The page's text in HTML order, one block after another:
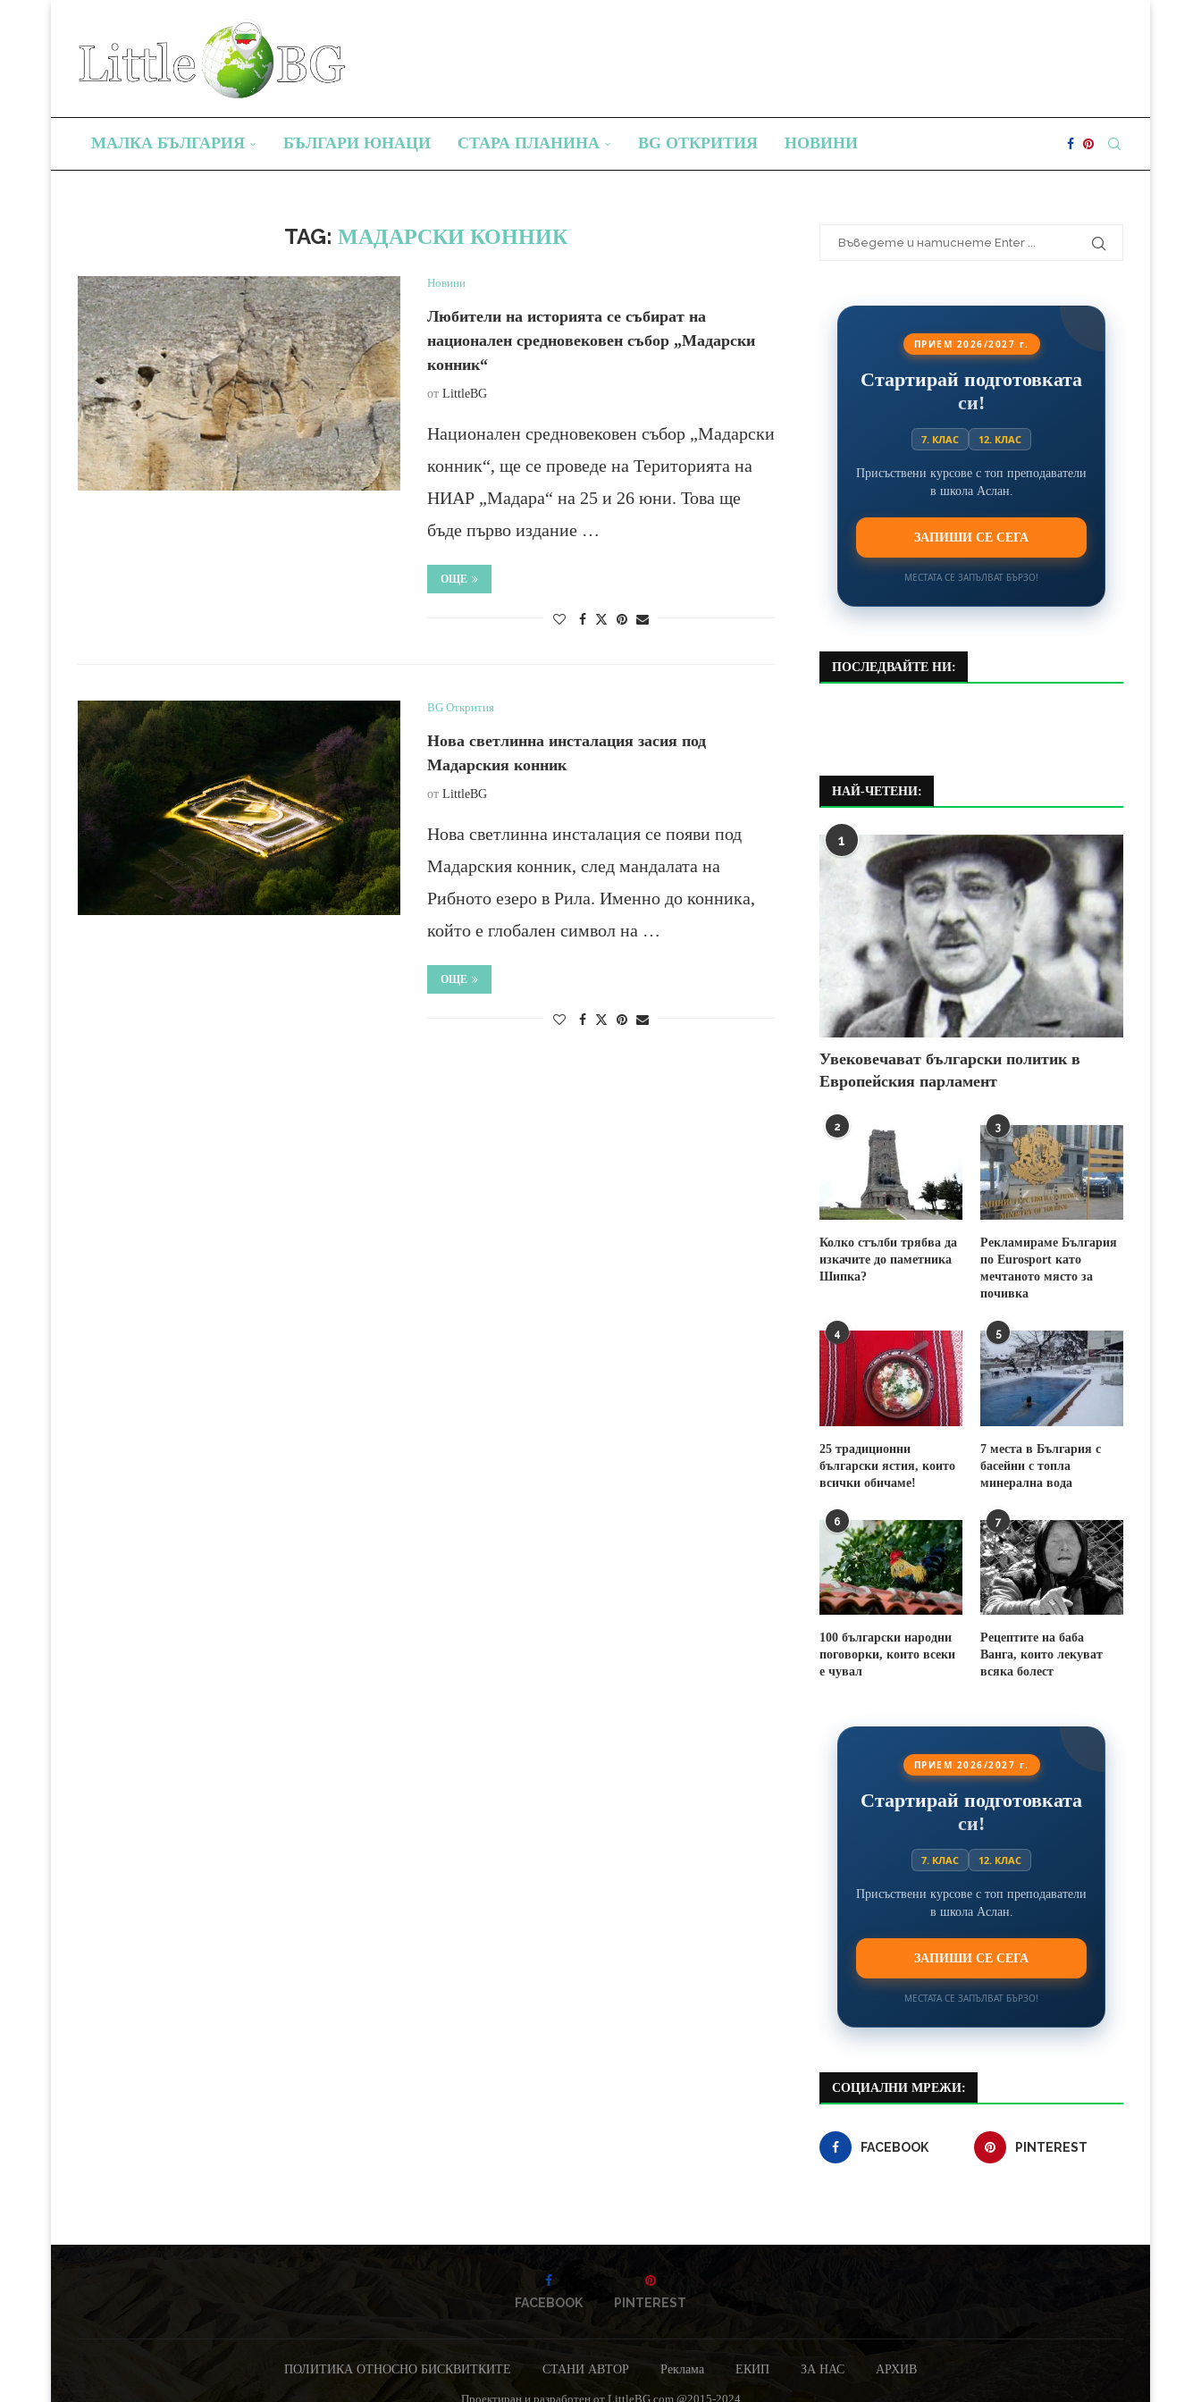
МАЛКА БЪЛГАРИЯ БЪЛГАРИ ЮНАЦИ СТАРА ПЛАНИНА BG ОТКРИТИЯ НОВИНИ
TAG:МАДАРСКИ КОННИК
Новини
Любители на историята се събират на
национален средновековен събор „Мадарски
конник“
от LittleBG
Национален средновековен събор „Мадарски
конник“, ще се проведе на Територията на
НИАР „Мадара“ на 25 и 26 юни. Това ще
бъде първо издание …
ОЩЕ
BG Открития
Нова светлинна инсталация засия под
Мадарския конник
от LittleBG
Нова светлинна инсталация се появи под
Мадарския конник, след мандалата на
Рибното езеро в Рила. Именно до конника,
който е глобален символ на …
ОЩЕ
ПРИЕМ 2026/2027 г.
Стартирай подготовката
си!
7. КЛАС 12. КЛАС
Присъствени курсове с топ преподаватели
в школа Аслан.
ЗАПИШИ СЕ СЕГА
МЕСТАТА СЕ ЗАПЪЛВАТ БЪРЗО!
ПОСЛЕДВАЙТЕ НИ:
НАЙ-ЧЕТЕНИ:
1
Увековечават български политик в
Европейския парламент
2
Колко стълби трябва да
изкачите до паметника
Шипка?
3
Рекламираме България
по Eurosport като
мечтаното място за
почивка
4
25 традиционни
български ястия, които
всички обичаме!
5
7 места в България с
басейни с топла
минерална вода
6
100 български народни
поговорки, които всеки
е чувал
7
Рецептите на баба
Ванга, които лекуват
всяка болест
ПРИЕМ 2026/2027 г.
Стартирай подготовката
си!
7. КЛАС 12. КЛАС
Присъствени курсове с топ преподаватели
в школа Аслан.
ЗАПИШИ СЕ СЕГА
МЕСТАТА СЕ ЗАПЪЛВАТ БЪРЗО!
СОЦИАЛНИ МРЕЖИ:
FACEBOOK PINTEREST
FACEBOOK PINTEREST
ПОЛИТИКА ОТНОСНО БИСКВИТКИТЕ СТАНИ АВТОР Реклама ЕКИП ЗА НАС АРХИВ
Проектиран и разработен от LittleBG.com @2015-2024